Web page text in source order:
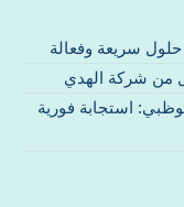
حلول سريعة وفعالة
من شركة الهدي
استجابة فورية